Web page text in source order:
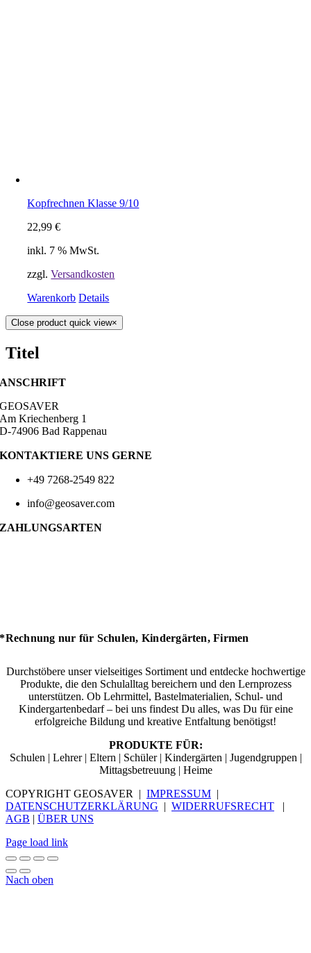
Kopfrechnen Klasse 9/10
22,99€
inkl. 7 % MwSt.
zzgl.Versandkosten
Warenkorb Details
Close product quick view×
Titel
ANSCHRIFT
GEOSAVER
Am Kriechenberg 1
D-74906 Bad Rappenau
KONTAKTIERE UNS GERNE
+49 7268-2549 822
info@geosaver.com
ZAHLUNGSARTEN
*Rechnung nur für Schulen, Kindergärten, Firmen
Durchstöbere unser vielseitiges Sortiment und entdecke hochwertige
Produkte, die den Schulalltag bereichern und den Lernprozess
unterstützen. Ob Lehrmittel, Bastelmaterialien, Schul- und
Kindergartenbedarf – bei uns findest Du alles, was Du für eine
erfolgreiche Bildung und kreative Entfaltung benötigst!
PRODUKTE FÜR:
Schulen | Lehrer | Eltern | Schüler | Kindergärten | Jugendgruppen |
Mittagsbetreuung | Heime
COPYRIGHT GEOSAVER | IMPRESSUM |
DATENSCHUTZERKLÄRUNG | WIDERRUFSRECHT |
AGB | ÜBER UNS
Page load link
Nach oben